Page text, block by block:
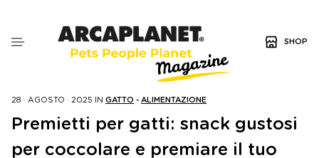
SHOP
28 · AGOSTO · 2025 IN GATTO - ALIMENTAZIONE
Premietti per gatti: snack gustosi
per coccolare e premiare il tuo